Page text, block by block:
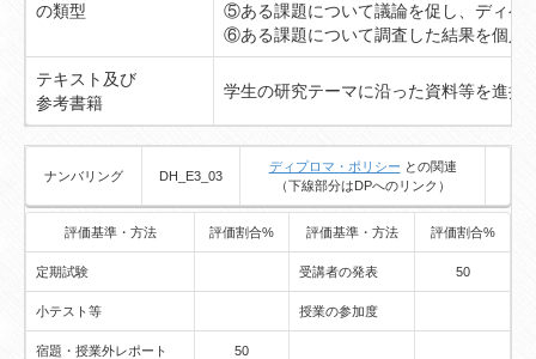
の類型
⑤ある課題について議論を促し、ディベ
⑥ある課題について調査した結果を個人
テキスト及び
参考書籍
学生の研究テーマに沿った資料等を進捗
ナンバリング DH_E3_03
ディプロマ・ポリシー との関連
（下線部分はDPへのリンク）
評価基準・方法 評価割合% 評価基準・方法 評価割合%
定期試験 受講者の発表 50
小テスト等 授業の参加度
宿題・授業外レポート
50